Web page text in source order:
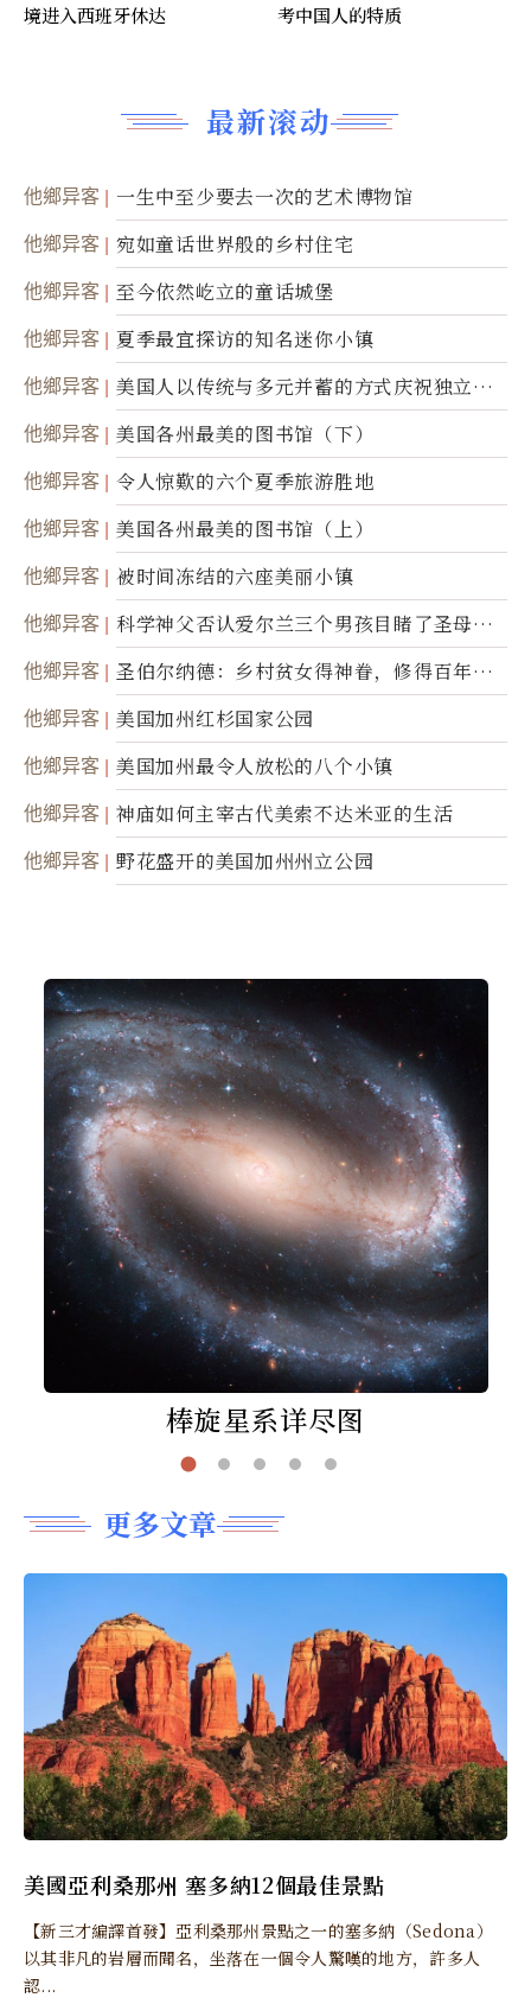
最新滚动
他鄉异客 一生中至少要去一次的艺术博物馆
他鄉异客 宛如童话世界般的乡村住宅
他鄉异客 至今依然屹立的童话城堡
他鄉异客 夏季最宜探访的知名迷你小镇
他鄉异客
美国人以传统与多元并蓄的方式庆祝独立日2
50周年
他鄉异客 美国各州最美的图书馆（下）
他鄉异客 令人惊歎的六个夏季旅游胜地
他鄉异客 美国各州最美的图书馆（上）
他鄉异客 被时间冻结的六座美丽小镇
他鄉异客
科学神父否认爱尔兰三个男孩目睹了圣母显
灵
他鄉异客
圣伯尔纳德：乡村贫女得神眷，修得百年不
腐身
他鄉异客 美国加州红杉国家公园
他鄉异客 美国加州最令人放松的八个小镇
他鄉异客 神庙如何主宰古代美索不达米亚的生活
他鄉异客 野花盛开的美国加州州立公园
境进入西班牙休达
考中国人的特质
棒旋星系详尽图
更多文章
美國亞利桑那州 塞多納12個最佳景點
【新三才編譯首發】亞利桑那州景點之一的塞多納（Sedona）
以其非凡的岩層而聞名，坐落在一個令人驚嘆的地方，許多人
認...